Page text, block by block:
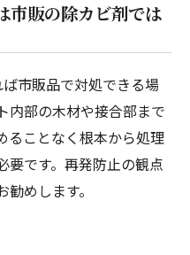
市販の除カビ剤では
市販品で対処できる場
内部の木材や接合部まで
ることなく根本から処理
要です。再発防止の観点
めします。